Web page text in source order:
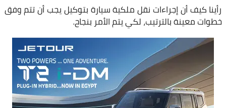
رأينا كيف أن إجراءات نقل ملكية سيارة بتوكيل يجب أن تتم وفق
خطوات معينة بالترتيب، لكي يتم الأمر بنجاح.